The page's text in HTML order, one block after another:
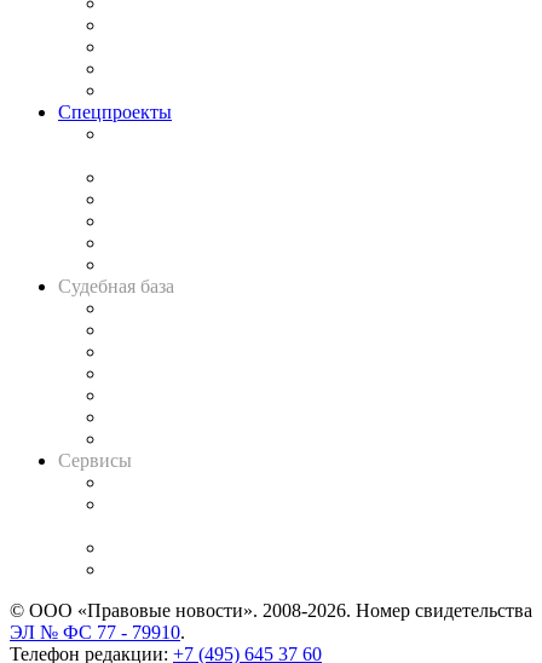
Спецпроекты
Судебная база
Сервисы
© ООО «Правовые новости». 2008-2026. Номер свидетельства
ЭЛ № ФС 77 - 79910.
Телефон редакции: +7 (495) 645 37 60